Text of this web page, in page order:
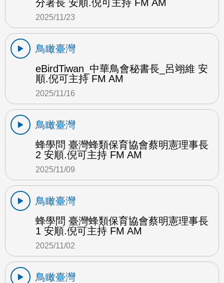
分署長 安順.倪可主持 FM AM
2025/11/23
鳥瞰臺灣
eBirdTiwan_中華鳥會秘書長_呂翊維 安
順.倪可主持 FM AM
2025/11/16
鳥瞰臺灣
蜂學問 臺灣蜂類保育協會蔡明憲理事長
2 安順.倪可主持 FM AM
2025/11/09
鳥瞰臺灣
蜂學問 臺灣蜂類保育協會蔡明憲理事長
1 安順.倪可主持 FM AM
2025/11/02
鳥瞰臺灣